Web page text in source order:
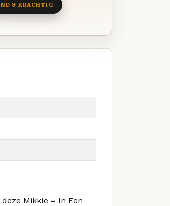
& KRACHTIG
Mikkie = In Een